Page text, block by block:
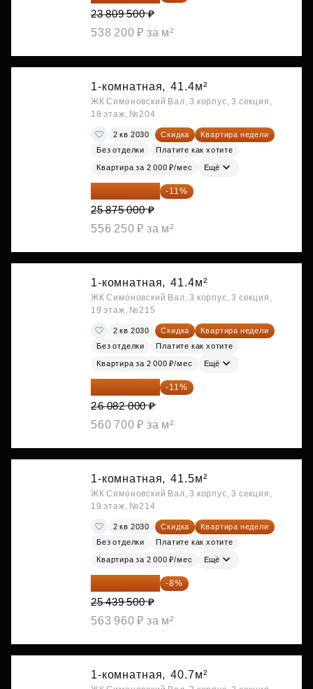
23 809 500 ₽
538 200 ₽ за м²
1-комнатная, 41.4м²
ЖК Симоновский Вал, 3 корпус, 3 секция,
18 этаж, №204
2 кв 2030 Скидка
Квартира недели
Без отделки
Платите как хотите
Квартира за 2 000 ₽/мес Ещё
23 028 750 ₽ -11%
25 875 000 ₽
556 250 ₽ за м²
1-комнатная, 41.4м²
ЖК Симоновский Вал, 3 корпус, 3 секция,
19 этаж, №215
2 кв 2030 Скидка
Квартира недели
Без отделки
Платите как хотите
Квартира за 2 000 ₽/мес Ещё
23 212 980 ₽ -11%
26 082 000 ₽
560 700 ₽ за м²
1-комнатная, 41.5м²
ЖК Симоновский Вал, 3 корпус, 3 секция,
19 этаж, №214
2 кв 2030 Скидка
Квартира недели
Без отделки
Платите как хотите
Квартира за 2 000 ₽/мес Ещё
23 404 340 ₽ -8%
25 439 500 ₽
563 960 ₽ за м²
1-комнатная, 40.7м²